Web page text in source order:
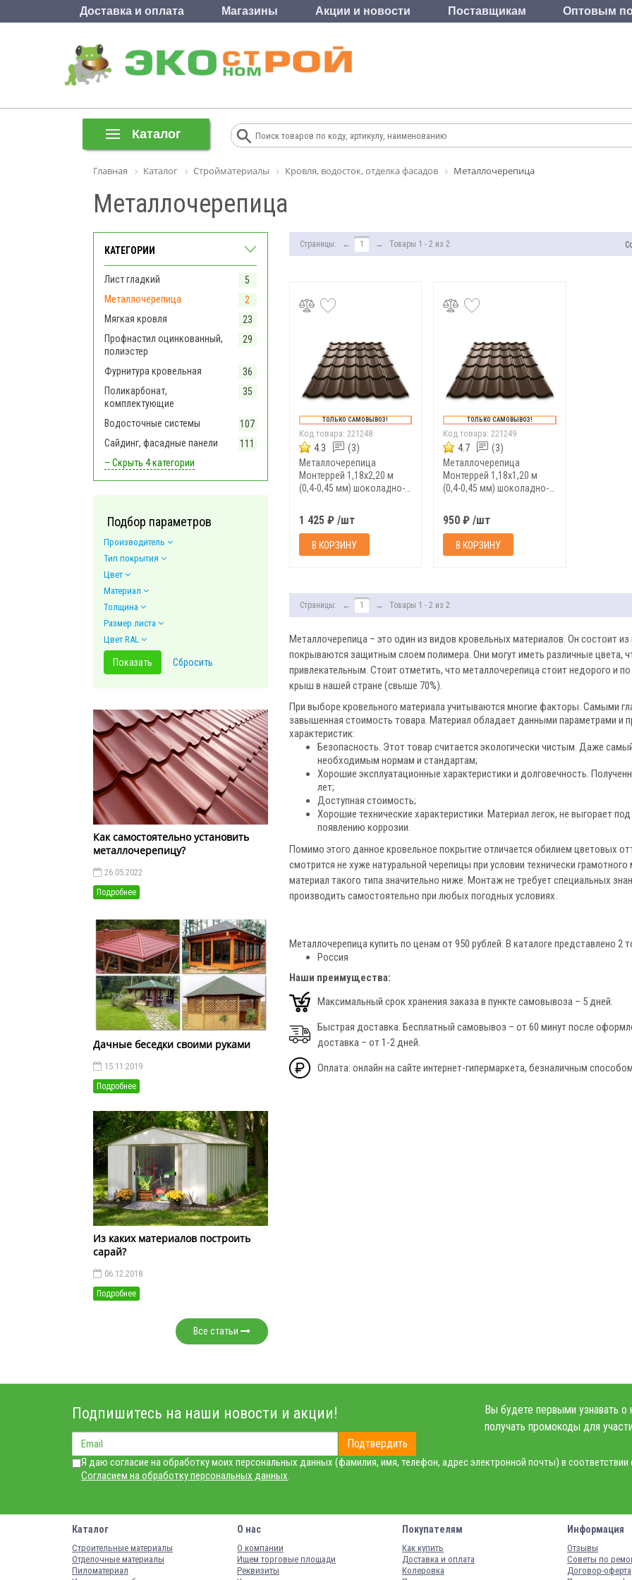
Доставка и оплата Магазины Акции и новости Поставщикам Оптовым
Каталог
Главная Каталог Стройматериалы Кровля, водосток, отделка фасадов Металлочерепица
Металлочерепица
КАТЕГОРИИ
Лист гладкий
5
Металлочерепица
2
Мягкая кровля
23
Профнастил оцинкованный,
полиэстер
29
Фурнитура кровельная
36
Поликарбонат,
комплектующие
35
Водосточные системы
107
Сайдинг, фасадные панели
111
– Скрыть 4 категории
Подбор параметров
Производитель
Тип покрытия
Цвет
Материал
Толщина
Размер листа
Цвет RAL
Как самостоятельно установить
металлочерепицу?
26.05.2022
Подробнее
Дачные беседки своими руками
15.11.2019
Подробнее
Из каких материалов построить
сарай?
06.12.2018
Подробнее
Все статьи
Страницы: ← 1 → Товары 1 - 2 из 2
ТОЛЬКО САМОВЫВОЗ!
Код товара: 221248
4.3 (3)
Металлочерепица
Монтеррей 1,18х2,20 м
(0,4-0,45 мм) шоколадно-
1 425 ₽ /шт
В КОРЗИНУ
ТОЛЬКО САМОВЫВОЗ!
Код товара:221249
4.7 (3)
Металлочерепица
Монтеррей 1,18х1,20 м
(0,4-0,45 мм) шоколадно-
950 ₽ /шт
В КОРЗИНУ
Страницы: ← 1 → Товары 1 - 2 из 2
Металлочерепица – это один из видов кровельных материалов. Он состоит
покрываются защитным слоем полимера. Они могут иметь различные цвета,
привлекательным. Стоит отметить, что металлочерепица стоит недорого и
крыш в нашей стране (свыше 70%).
При выборе кровельного материала учитываются многие факторы. Самыми
завышенная стоимость товара. Материал обладает данными параметрами и
характеристик:
Безопасность. Этот товар считается экологически чистым. Даже
необходимым нормам и стандартам;
Хорошие эксплуатационные характеристики и долговечность.
лет;
Доступная стоимость;
Хорошие технические характеристики. Материал легок, не выгорает
появлению коррозии.
Помимо этого данное кровельное покрытие отличается обилием цветовых
смотрится не хуже натуральной черепицы при условии технически
материал такого типа значительно ниже. Монтаж не требует специальных
производить самостоятельно при любых погодных условиях.
Металлочерепица купить по ценам от 950 рублей. В каталоге представлено 2
Россия
Наши преимущества:
Максимальный срок хранения заказа в пункте самовывоза – 5 дней.
Быстрая доставка. Бесплатный самовывоз – от 60 минут после
доставка – от 1-2 дней.
Оплата: онлайн на сайте интернет-гипермаркета, безналичным
Подпишитесь на наши новости и акции!
Подтвердить
Вы будете первыми узнавать о
получать промокоды для
Я даю согласие на обработку моих персональных данных (фамилия, имя, телефон, адрес электронной почты) в соответствии
Согласием на обработку персональных данных.
Каталог
Строительные материалы
Отделочные материалы
Пиломатериал
О нас
О компании
Ищем торговые площади
Реквизиты
Покупателям
Как купить
Доставка и оплата
Колеровка
Информация
Отзывы
Советы по
Договор-оферта